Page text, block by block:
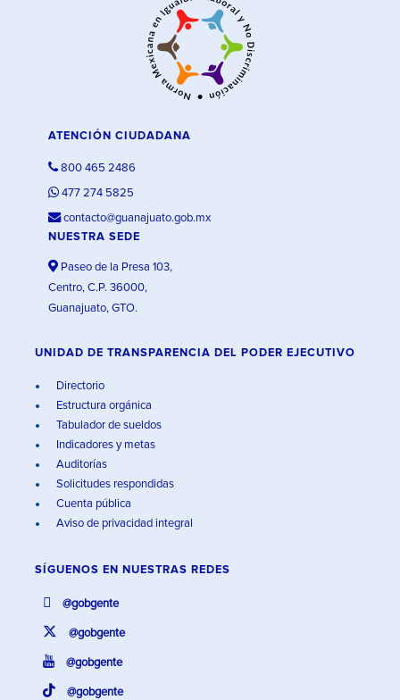
ATENCIÓN CIUDADANA
800 465 2486
477 274 5825
contacto@guanajuato.gob.mx
NUESTRA SEDE
Paseo de la Presa 103,
Centro, C.P. 36000,
Guanajuato, GTO.
UNIDAD DE TRANSPARENCIA DEL PODER EJECUTIVO
Directorio
Estructura orgánica
Tabulador de sueldos
Indicadores y metas
Auditorías
Solicitudes respondidas
Cuenta pública
Aviso de privacidad integral
SÍGUENOS EN NUESTRAS REDES
@gobgente
@gobgente
@gobgente
@gobgente